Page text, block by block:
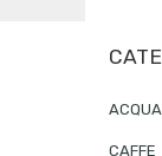
CAFFE